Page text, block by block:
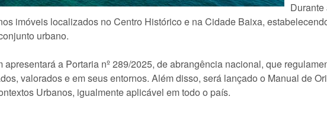
imóveis localizados no Centro Histórico e na Cidade Baixa,
urbano.
apresentará a Portaria nº 289/2025, de abrangência nacional, que
valorados e em seus entornos. Além disso, será lançado o Manual de
Urbanos, igualmente aplicável em todo o país.